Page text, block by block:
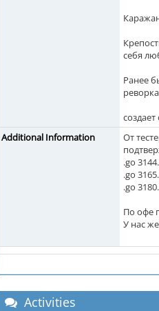
себя
Ранее
Additional Information
От
.go
.go
.go
По офе
У нас
Activities